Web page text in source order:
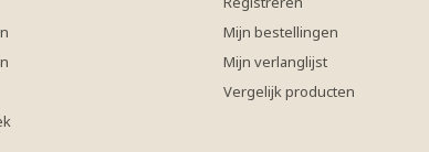
Mijn bestellingen
Mijn verlanglijst
Vergelijk producten